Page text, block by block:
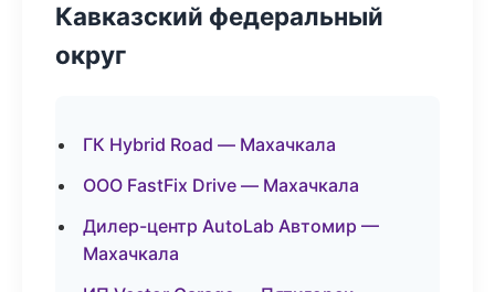
Кавказский федеральный
округ
ГК Hybrid Road — Махачкала
ООО FastFix Drive — Махачкала
Дилер-центр AutoLab Автомир —
Махачкала